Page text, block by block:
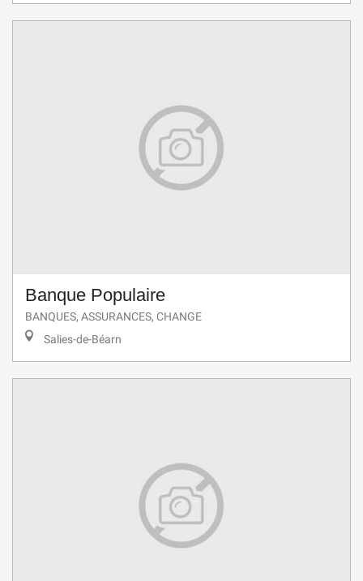
Banque Populaire
BANQUES, ASSURANCES, CHANGE
Salies-de-Béarn